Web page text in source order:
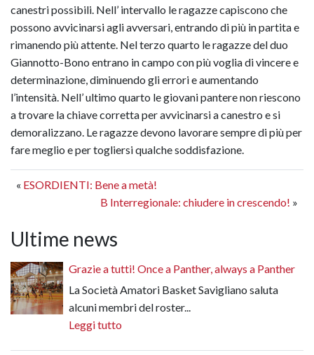
canestri possibili. Nell’ intervallo le ragazze capiscono che
possono avvicinarsi agli avversari, entrando di più in partita e
rimanendo più attente. Nel terzo quarto le ragazze del duo
Giannotto-Bono entrano in campo con più voglia di vincere e
determinazione, diminuendo gli errori e aumentando
l’intensità. Nell’ ultimo quarto le giovani pantere non riescono
a trovare la chiave corretta per avvicinarsi a canestro e si
demoralizzano. Le ragazze devono lavorare sempre di più per
fare meglio e per togliersi qualche soddisfazione.
« ESORDIENTI: Bene a metà!
B Interregionale: chiudere in crescendo! »
Ultime news
Grazie a tutti! Once a Panther, always a Panther
La Società Amatori Basket Savigliano saluta
alcuni membri del roster...
Leggi tutto